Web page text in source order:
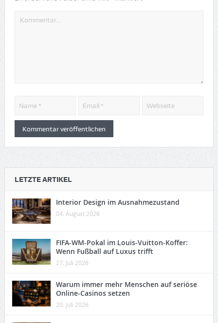
LETZTE ARTIKEL
Interior Design im Ausnahmezustand
04. August 2026
FIFA-WM-Pokal im Louis-Vuitton-Koffer:
Wenn Fußball auf Luxus trifft
27. Juli 2026
Warum immer mehr Menschen auf seriöse
Online-Casinos setzen
20. Juli 2026